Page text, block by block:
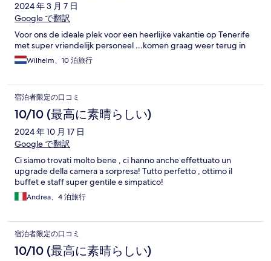
2024 年 3 月 7 日
Google で翻訳
Voor ons de ideale plek voor een heerlijke vakantie op Tenerife
met super vriendelijk personeel …komen graag weer terug in
Wilhelm、10 泊旅行
宿泊者限定の口コミ
10/10 (最高に素晴らしい)
2024 年 10 月 17 日
Google で翻訳
Ci siamo trovati molto bene , ci hanno anche effettuato un
upgrade della camera a sorpresa! Tutto perfetto , ottimo il
buffet e staff super gentile e simpatico!
Andrea、4 泊旅行
宿泊者限定の口コミ
10/10 (最高に素晴らしい)